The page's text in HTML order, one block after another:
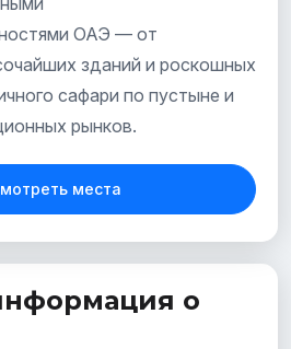
ОАЭ — от
зданий и роскошных
сафари по пустыне и
рынков.
места
о